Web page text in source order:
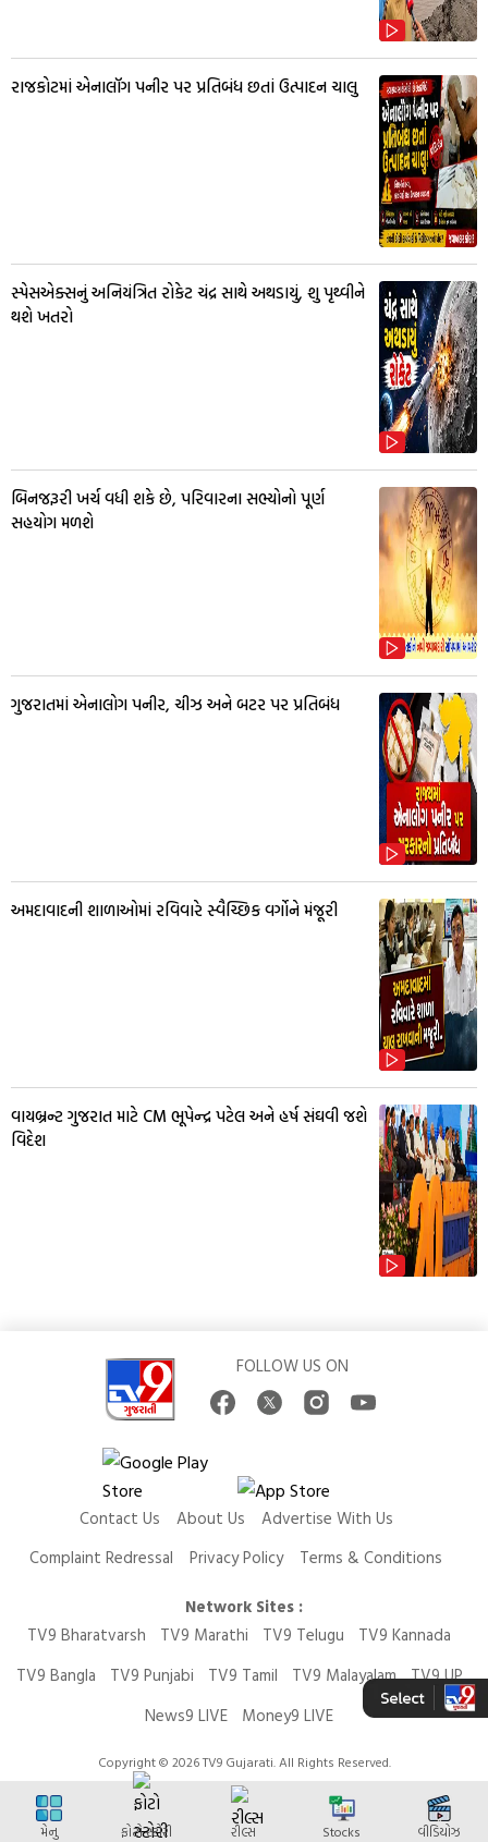
રાજકોટમાં એનાલૉગ પનીર પર પ્રતિબંધ છતાં ઉત્પાદન ચાલુ
સ્પેસએક્સનું અનિયંત્રિત રોકેટ ચંદ્ર સાથે અથડાયું, શુ પૃથ્વીને
થશે ખતરો
બિનજરૂરી ખર્ચ વધી શકે છે, પરિવારના સભ્યોનો પૂર્ણ
સહયોગ મળશે
ગુજરાતમાં એનાલોગ પનીર, ચીઝ અને બટર પર પ્રતિબંધ
અમદાવાદની શાળાઓમાં રવિવારે સ્વૈચ્છિક વર્ગોને મંજૂરી
વાયબ્રન્ટ ગુજરાત માટે CM ભૂપેન્દ્ર પટેલ અને હર્ષ સંઘવી જશે
વિદેશ
FOLLOW US ON
Contact Us About Us
Advertise With Us
Complaint Redressal
Privacy Policy
Terms & Conditions
Network Sites :
TV9 Bharatvarsh
TV9 Marathi TV9 Telugu
TV9 Kannada
TV9 Bangla
TV9 Punjabi TV9 Tamil TV9 Malayalam TV9 UP
News9 LIVE
Money9 LIVE
Copyright © 2026 TV9 Gujarati. All Rights Reserved.
મેનુ ફોટો સ્ટોરી રીલ્સ Stocks વીડિયોઝ